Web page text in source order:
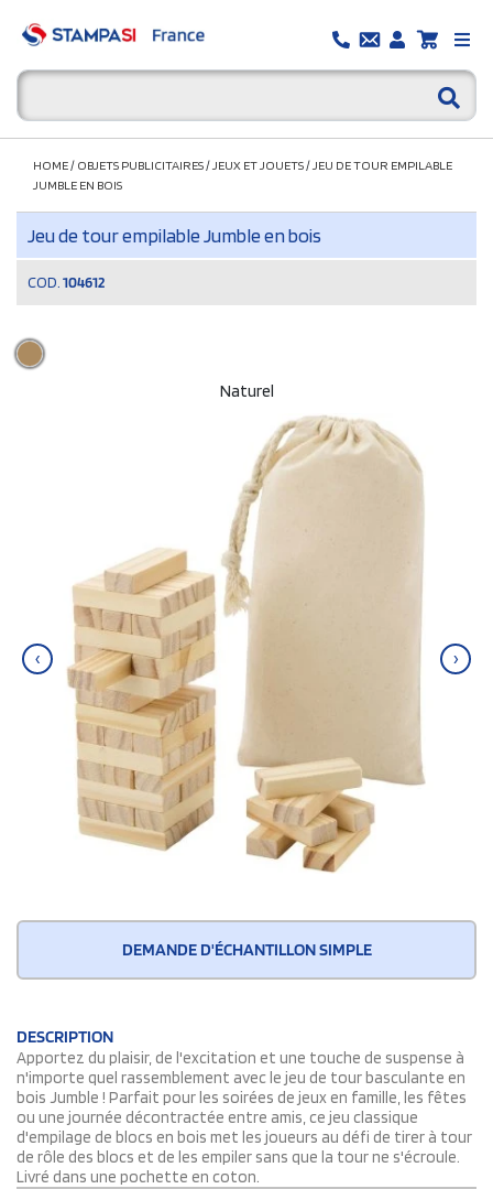
HOME/ OBJETS PUBLICITAIRES/JEUX ET JOUETS/JEU DE TOUR EMPILABLE
JUMBLE EN BOIS
Jeu de tour empilable Jumble en bois
COD. 104612
Naturel
‹ ›
DEMANDE D'ÉCHANTILLON SIMPLE
DESCRIPTION
Apportez du plaisir, de l'excitation et une touche de suspense à
n'importe quel rassemblement avec le jeu de tour basculante en
bois Jumble ! Parfait pour les soirées de jeux en famille, les fêtes
ou une journée décontractée entre amis, ce jeu classique
d'empilage de blocs en bois met les joueurs au défi de tirer à tour
de rôle des blocs et de les empiler sans que la tour ne s'écroule.
Livré dans une pochette en coton.